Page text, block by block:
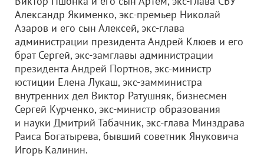
Александр Якименко, экс-премьер Николай
Азаров и его сын Алексей, экс-глава
администрации президента Андрей Клюев и его
брат Сергей, экс-замглавы администрации
президента Андрей Портнов, экс-министр
юстиции Елена Лукаш, экс-замминистра
внутренних дел Виктор Ратушняк, бизнесмен
Сергей Курченко, экс-министр образования
и науки Дмитрий Табачник, экс-глава Минздрава
Раиса Богатырева, бывший советник Януковича
Игорь Калинин.